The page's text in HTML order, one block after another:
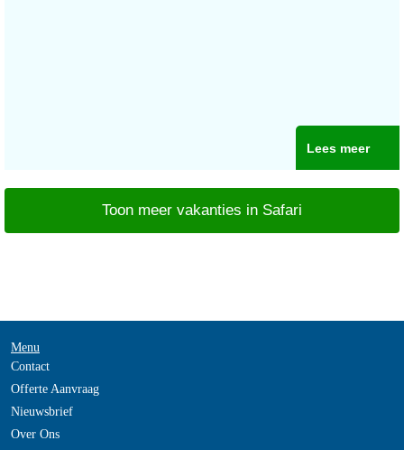
Lees meer
Toon meer vakanties in Safari
Menu
Contact
Offerte Aanvraag
Nieuwsbrief
Over Ons